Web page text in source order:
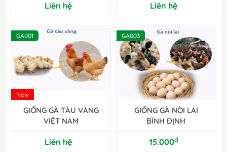
Liên hệ Liên hệ
GA001
New
GIỐNG GÀ TÀU VÀNG
VIỆT NAM
Liên hệ
GA003
GIỐNG GÀ NÒI LAI
BÌNH ĐỊNH
15.000đ